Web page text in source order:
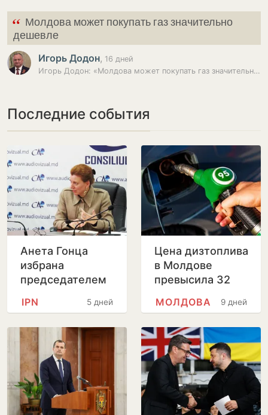
“ Молдова может покупать газ значительно
дешевле
Игорь Додон, 16 дней
Игорь Додон: «Молдова может покупать газ значительно дешевле»
Последние события
Анета Гонца
избрана
председателем
телевидению и
отставки
Лилианы Вицу
5 дней
IPN
Цена дизтоплива
в Молдове
превысила 32
9 дней
МОЛДОВА